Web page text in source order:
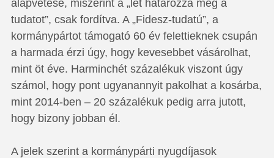
alapvetése, miszerint a „lét határozza meg a
tudatot”, csak fordítva. A „Fidesz-tudatú”, a
kormánypártot támogató 60 év felettieknek csupán
a harmada érzi úgy, hogy kevesebbet vásárolhat,
mint öt éve. Harminchét százalékuk viszont úgy
számol, hogy pont ugyanannyit pakolhat a kosárba,
mint 2014-ben – 20 százalékuk pedig arra jutott,
hogy bizony jobban él.
A jelek szerint a kormánypárti nyugdíjasok